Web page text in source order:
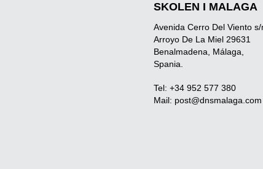
SKOLEN I MALAGA
Avenida Cerro Del Viento s/
Arroyo De La Miel 29631
Benalmadena, Málaga,
Spania.
Tel: +34 952 577 380
Mail: post@dnsmalaga.com